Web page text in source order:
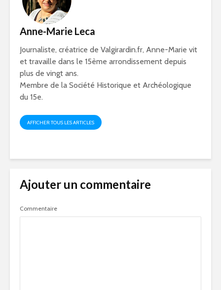
Anne-Marie Leca
Journaliste, créatrice de Valgirardin.fr, Anne-Marie vit
et travaille dans le 15ème arrondissement depuis
plus de vingt ans.
Membre de la Société Historique et Archéologique
du 15e.
AFFICHER TOUS LES ARTICLES
Ajouter un commentaire
Commentaire